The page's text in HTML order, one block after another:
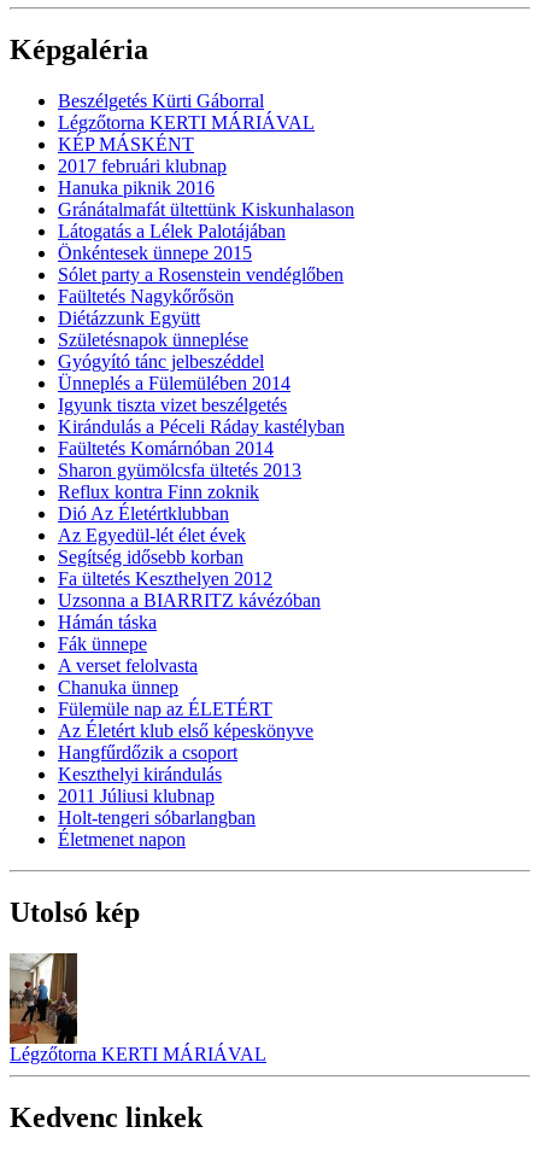
Képgaléria
Beszélgetés Kürti Gáborral
Légzőtorna KERTI MÁRIÁVAL
KÉP MÁSKÉNT
2017 februári klubnap
Hanuka piknik 2016
Gránátalmafát ültettünk Kiskunhalason
Látogatás a Lélek Palotájában
Önkéntesek ünnepe 2015
Sólet party a Rosenstein vendéglőben
Faültetés Nagykőrősön
Diétázzunk Együtt
Születésnapok ünneplése
Gyógyító tánc jelbeszéddel
Ünneplés a Fülemülében 2014
Igyunk tiszta vizet beszélgetés
Kirándulás a Péceli Ráday kastélyban
Faültetés Komárnóban 2014
Sharon gyümölcsfa ültetés 2013
Reflux kontra Finn zoknik
Dió Az Életértklubban
Az Egyedül-lét élet évek
Segítség idősebb korban
Fa ültetés Keszthelyen 2012
Uzsonna a BIARRITZ kávézóban
Hámán táska
Fák ünnepe
A verset felolvasta
Chanuka ünnep
Fülemüle nap az ÉLETÉRT
Az Életért klub első képeskönyve
Hangfűrdőzik a csoport
Keszthelyi kirándulás
2011 Júliusi klubnap
Holt-tengeri sóbarlangban
Életmenet napon
Utolsó kép
Légzőtorna KERTI MÁRIÁVAL
Kedvenc linkek